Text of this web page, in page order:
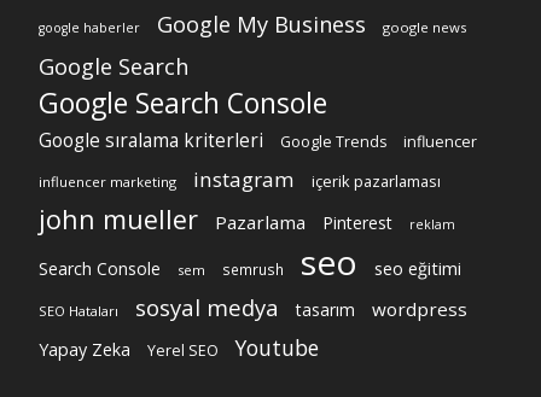
google haberler Google My Business google news
Google Search
Google Search Console
Google sıralama kriterleri Google Trends influencer
influencer marketing instagram içerik pazarlaması
john mueller Pazarlama Pinterest reklam
Search Console sem semrush seo seo eğitimi
SEO Hataları sosyal medya tasarım wordpress
Yapay Zeka Yerel SEO Youtube